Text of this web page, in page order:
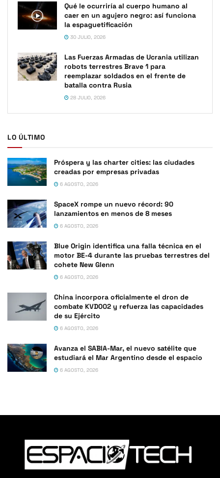
Qué le ocurriría al cuerpo humano al
caer en un agujero negro: así funciona
la espaguetificación
30 JULIO, 2026
Las Fuerzas Armadas de Ucrania utilizan
robots terrestres Brave 1 para
reemplazar soldados en el frente de
batalla contra Rusia
28 JULIO, 2026
LO ÚLTIMO
Próspera y las charter cities: las ciudades
creadas por empresas privadas
6 AGOSTO, 2026
SpaceX rompe un nuevo récord: 90
lanzamientos en menos de 8 meses
6 AGOSTO, 2026
Blue Origin identifica una falla técnica en el
motor BE-4 durante las pruebas terrestres del
cohete New Glenn
6 AGOSTO, 2026
China incorpora oficialmente el dron de
combate KVD002 y refuerza las capacidades
de su Ejército
6 AGOSTO, 2026
Avanza el SABIA-Mar, el nuevo satélite que
estudiará el Mar Argentino desde el espacio
6 AGOSTO, 2026